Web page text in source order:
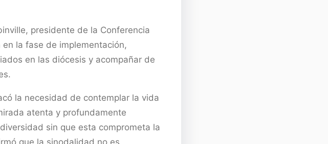
presidente de la Conferencia
la fase de implementación,
en las diócesis y acompañar de
la necesidad de contemplar la vida
atenta y profundamente
sin que esta comprometa la
que la sinodalidad no es